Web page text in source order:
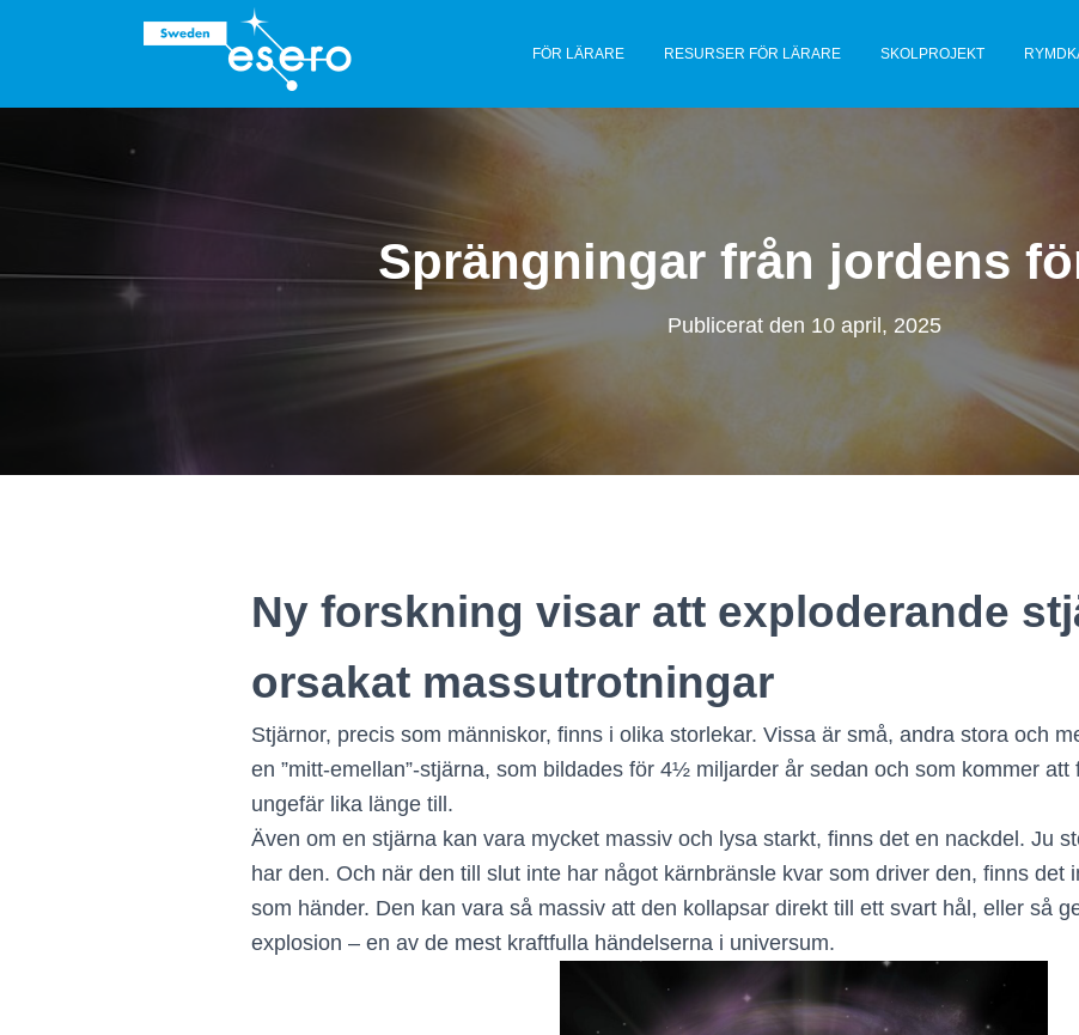
FÖR LÄRARE RESURSER FÖR LÄRARE SKOLPROJEKT
Sprängningar från jordens
Publicerat den 10 april, 2025
Ny forskning visar att exploderande
orsakat massutrotningar
Stjärnor, precis som människor, finns i olika storlekar. Vissa är små, andra stora och
en ”mitt-emellan”-stjärna, som bildades för 4½ miljarder år sedan och som kommer att
ungefär lika länge till.
Även om en stjärna kan vara mycket massiv och lysa starkt, finns det en nackdel. Ju
har den. Och när den till slut inte har något kärnbränsle kvar som driver den, finns det
som händer. Den kan vara så massiv att den kollapsar direkt till ett svart hål, eller så
explosion – en av de mest kraftfulla händelserna i universum.